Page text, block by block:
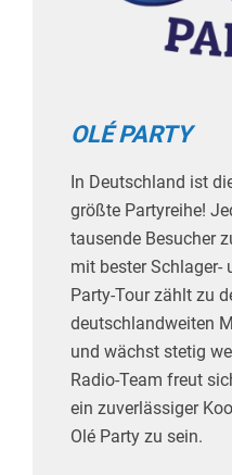
OLÉ PARTY
In Deutschland ist
größte Partyreihe!
tausende Besucher
mit bester Schlager-
Party-Tour zählt zu
deutschlandweiten
und wächst stetig
Radio-Team freut
ein zuverlässiger
Olé Party zu sein.